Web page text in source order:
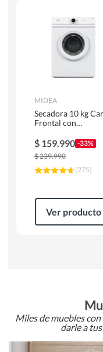
MIDEA
Secadora 10 kg
Frontal con
MD100A100/W2
$ 159.990 -33%
$239.990
(275)
Ver producto
Miles de muebles
darle a